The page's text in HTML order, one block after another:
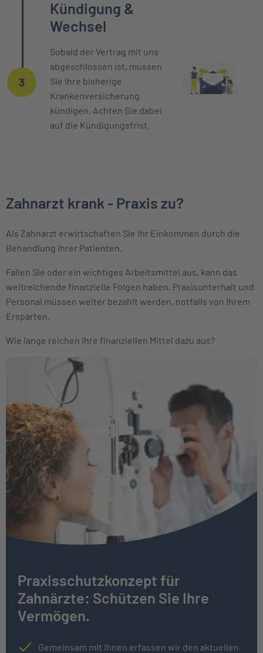
3
Kündigung &
Wechsel
Sobald der Vertrag mit uns
abgeschlossen ist, müssen
Sie Ihre bisherige
Krankenversicherung
kündigen. Achten Sie dabei
auf die Kündigungsfrist.
Zahnarzt krank - Praxis zu?
Als Zahnarzt erwirtschaften Sie Ihr Einkommen durch die
Behandlung Ihrer Patienten.
Fallen Sie oder ein wichtiges Arbeitsmittel aus, kann das
weitreichende finanzielle Folgen haben. Praxisunterhalt und
Personal müssen weiter bezahlt werden, notfalls von Ihrem
Ersparten.
Wie lange reichen Ihre finanziellen Mittel dazu aus?
Praxisschutzkonzept für
Zahnärzte: Schützen Sie Ihre
Vermögen.
Gemeinsam mit Ihnen erfassen wir den aktuellen